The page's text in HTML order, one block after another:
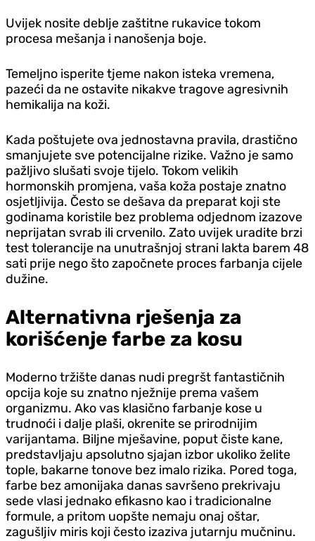
Uvijek nosite deblje zaštitne rukavice tokom
procesa mešanja i nanošenja boje.
Temeljno isperite tjeme nakon isteka vremena,
pazeći da ne ostavite nikakve tragove agresivnih
hemikalija na koži.
Kada poštujete ova jednostavna pravila, drastično
smanjujete sve potencijalne rizike. Važno je samo
pažljivo slušati svoje tijelo. Tokom velikih
hormonskih promjena, vaša koža postaje znatno
osjetljivija. Često se dešava da preparat koji ste
godinama koristile bez problema od‌jednom izazove
neprijatan svrab ili crvenilo. Zato uvijek uradite brzi
test tolerancije na unutrašnjoj strani lakta barem 48
sati prije nego što započnete proces farbanja cijele
dužine.
Alternativna rješenja za
korišćenje farbe za kosu
Moderno tržište danas nudi pregršt fantastičnih
opcija koje su znatno nježnije prema vašem
organizmu. Ako vas klasično farbanje kose u
trudnoći i dalje plaši, okrenite se prirodnijim
varijantama. Biljne mješavine, poput čiste kane,
predstavljaju apsolutno sjajan izbor ukoliko želite
tople, bakarne tonove bez imalo rizika. Pored toga,
farbe bez amonijaka danas savršeno prekrivaju
sede vlasi jednako efikasno kao i tradicionalne
formule, a pritom uopšte nemaju onaj oštar,
zagušljiv miris koji često izaziva jutarnju mučninu.